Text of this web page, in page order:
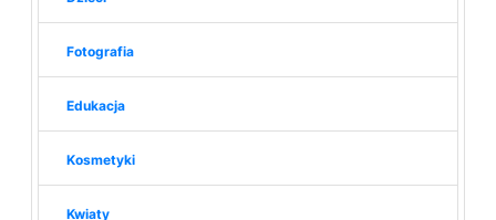
Fotografia
Edukacja
Kosmetyki
Kwiaty